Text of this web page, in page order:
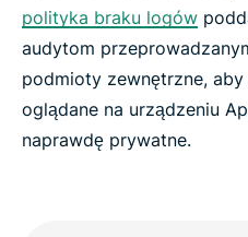
polityka braku logów
audytom
podmioty zewnętrzne,
oglądane na urządzeniu
naprawdę prywatne.